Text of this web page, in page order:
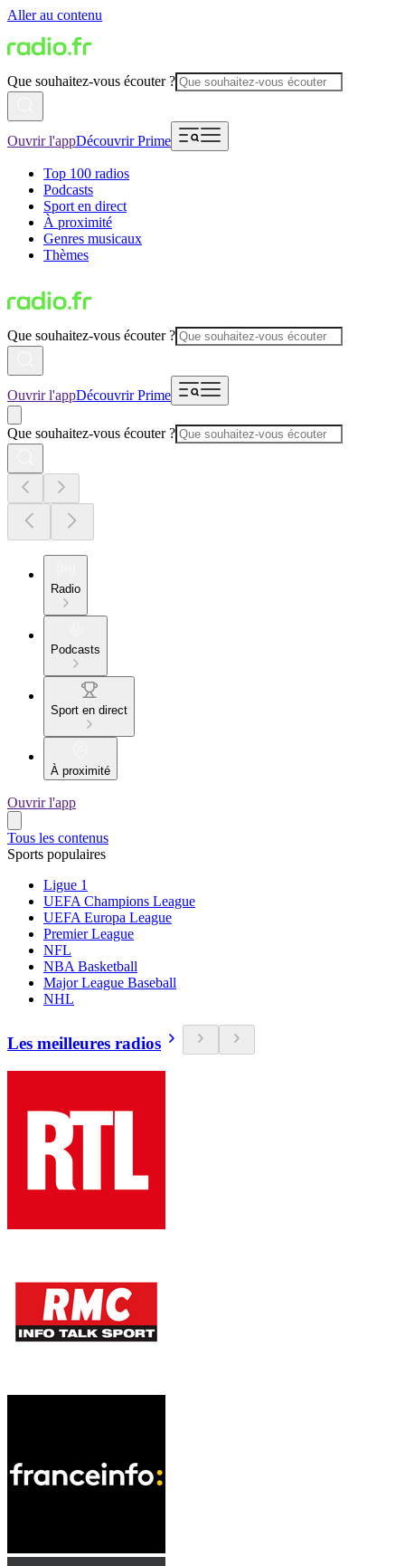
Aller au contenu
Que souhaitez-vous écouter ?
Ouvrir l'appDécouvrir Prime
Top 100 radios
Podcasts
Sport en direct
À proximité
Genres musicaux
Thèmes
Que souhaitez-vous écouter ?
Ouvrir l'appDécouvrir Prime
Que souhaitez-vous écouter ?
Radio
Podcasts
Sport en direct
À proximité
Ouvrir l'app
Tous les contenus
Sports populaires
Ligue 1
UEFA Champions League
UEFA Europa League
Premier League
NFL
NBA Basketball
Major League Baseball
NHL
Les meilleures radios